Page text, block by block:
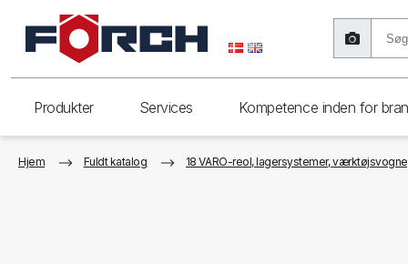
Produkter Services Kompetence inden for
Hjem Fuldt katalog 18 VARO-reol, lagersystemer,